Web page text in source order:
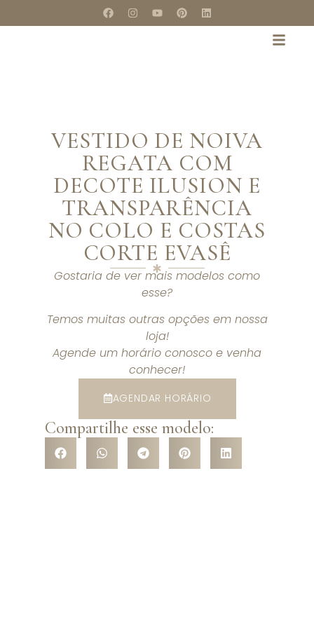
VESTIDO DE NOIVA
REGATA COM
DECOTE ILUSION E
TRANSPARÊNCIA
NO COLO E COSTAS
CORTE EVASÊ
Gostaria de ver mais modelos como
esse?
Temos muitas outras opções em nossa
loja!
Agende um horário conosco e venha
conhecer!
AGENDAR HORÁRIO
Compartilhe esse modelo: